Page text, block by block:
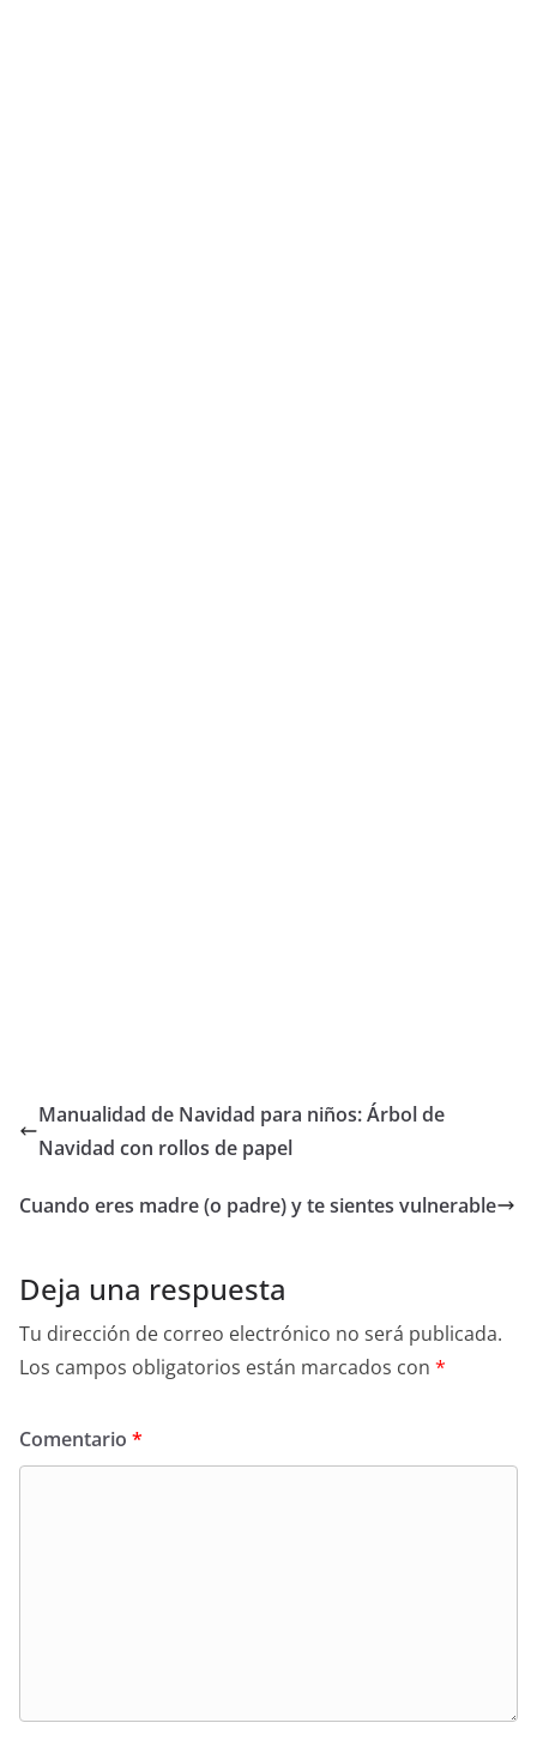
Manualidad de Navidad para niños: Árbol de
Navidad con rollos de papel
Cuando eres madre (o padre) y te sientes vulnerable
Deja una respuesta
Tu dirección de correo electrónico no será publicada.
Los campos obligatorios están marcados con *
Comentario *